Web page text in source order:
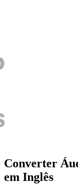
Converter
em Inglês